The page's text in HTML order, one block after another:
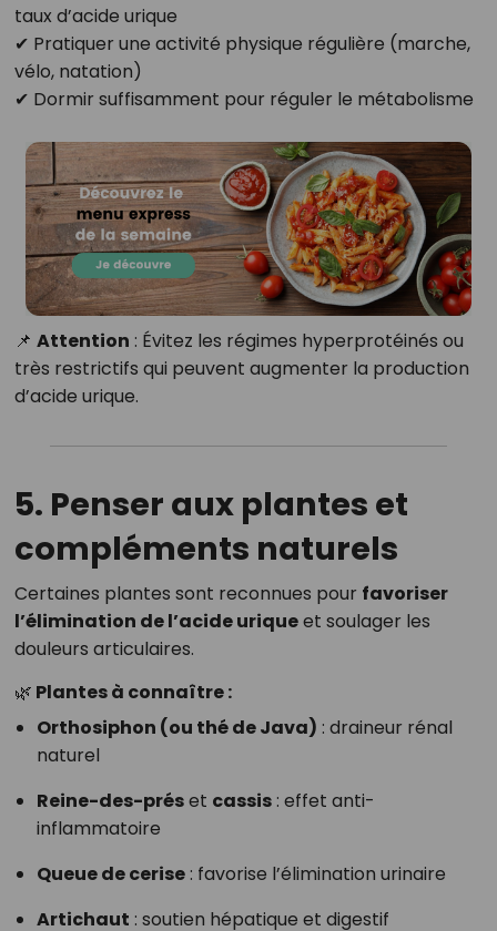
taux d’acide urique
✔ Pratiquer une activité physique régulière (marche,
vélo, natation)
✔ Dormir suffisamment pour réguler le métabolisme
📌 Attention : Évitez les régimes hyperprotéinés ou
très restrictifs qui peuvent augmenter la production
d’acide urique.
5. Penser aux plantes et
compléments naturels
Certaines plantes sont reconnues pour favoriser
l’élimination de l’acide uriqueet soulager les
douleurs articulaires.
🌿 Plantes à connaître :
Orthosiphon (ou thé de Java) : draineur rénal
naturel
Reine-des-préset cassis: effet anti-
inflammatoire
Queue de cerise: favorise l’élimination urinaire
Artichaut : soutien hépatique et digestif